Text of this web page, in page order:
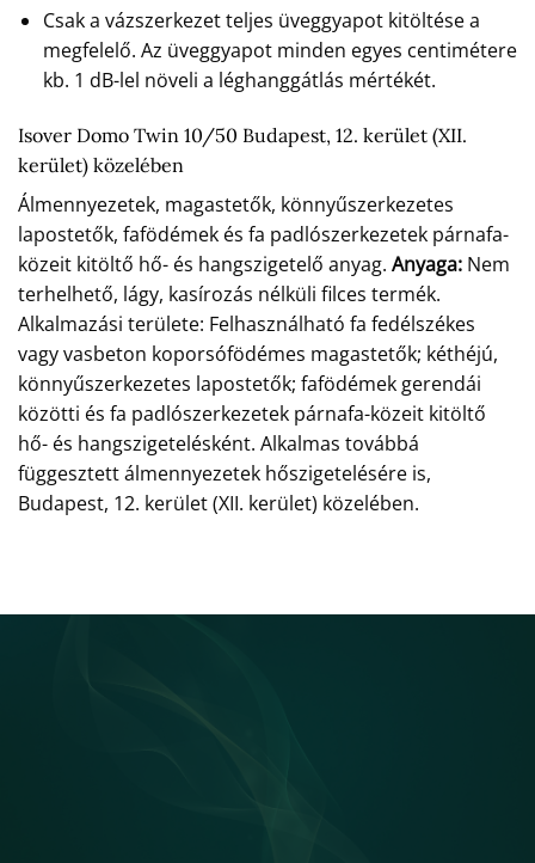
Csak a vázszerkezet teljes üveggyapot kitöltése a
megfelelő. Az üveggyapot minden egyes centimétere
kb. 1 dB-lel növeli a léghanggátlás mértékét.
Isover Domo Twin 10/50 Budapest, 12. kerület (XII.
kerület) közelében
Álmennyezetek, magastetők, könnyűszerkezetes
lapostetők, fafödémek és fa padlószerkezetek párnafa-
közeit kitöltő hő- és hangszigetelő anyag. Anyaga: Nem
terhelhető, lágy, kasírozás nélküli filces termék.
Alkalmazási területe: Felhasználható fa fedélszékes
vagy vasbeton koporsófödémes magastetők; kéthéjú,
könnyűszerkezetes lapostetők; fafödémek gerendái
közötti és fa padlószerkezetek párnafa-közeit kitöltő
hő- és hangszigetelésként. Alkalmas továbbá
függesztett álmennyezetek hőszigetelésére is,
Budapest, 12. kerület (XII. kerület) közelében.